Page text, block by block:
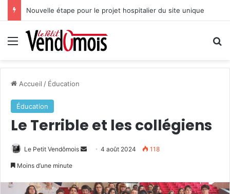
Nouvelle étape pour le projet hospitalier du site unique
Menu
Accueil / Éducation
Éducation
Le Terrible et les collégiens
Le Petit Vendômois
o
4 août 2024 118
Moins d’une minute